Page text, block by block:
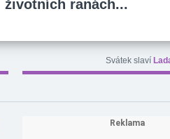
životních ranách...
Svátek slaví